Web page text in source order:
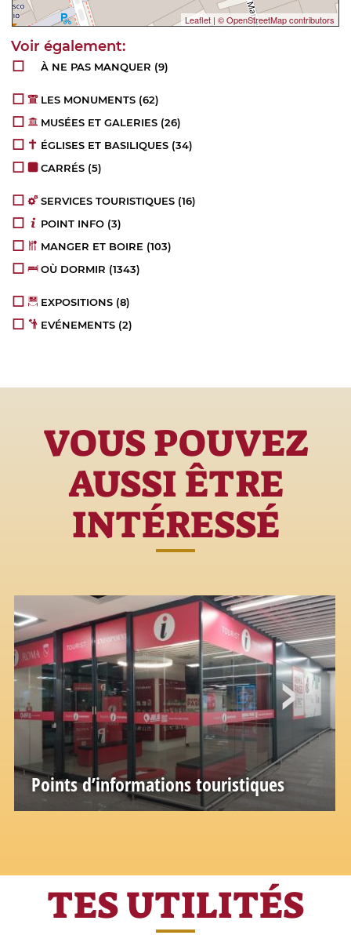
Leaflet | © OpenStreetMap contributors
À NE PAS MANQUER (9)
LES MONUMENTS (62)
MUSÉES ET GALERIES (26)
ÉGLISES ET BASILIQUES (34)
CARRÉS (5)
SERVICES TOURISTIQUES (16)
POINT INFO (3)
MANGER ET BOIRE (103)
OÙ DORMIR (1343)
EXPOSITIONS (8)
EVÉNEMENTS (2)
VOUS POUVEZ
AUSSI ÊTRE
INTÉRESSÉ
Points d’informations touristiques
TES UTILITÉS